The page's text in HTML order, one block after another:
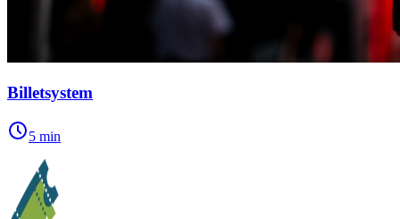
Billetsystem
5 min